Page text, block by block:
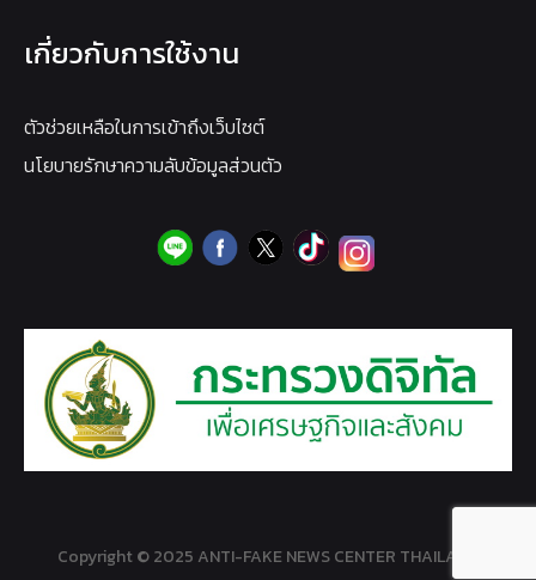
เกี่ยวกับการใช้งาน
ตัวช่วยเหลือในการเข้าถึงเว็บไซต์
นโยบายรักษาความลับข้อมูลส่วนตัว
Copyright © 2025 ANTI-FAKE NEWS CENTER THAILAND